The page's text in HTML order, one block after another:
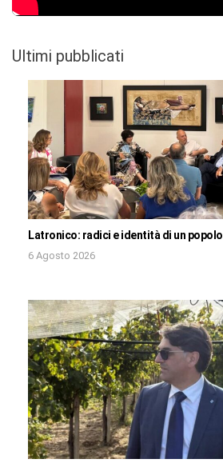
Ultimi pubblicati
Latronico: radici e identità di un popolo
6 Agosto 2026